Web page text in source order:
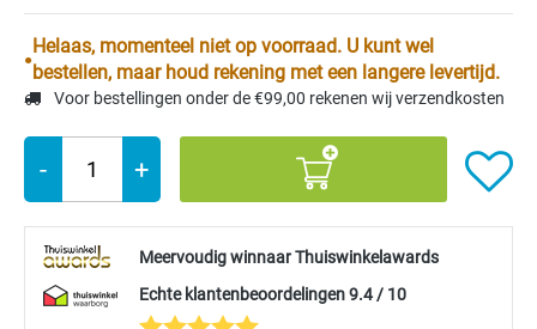
Helaas, momenteel niet op voorraad. U kunt wel
bestellen, maar houd rekening met een langere levertijd.
Voor bestellingen onder de €99,00 rekenen wij verzendkosten
- +
Meervoudig winnaar Thuiswinkelawards
Echte klantenbeoordelingen 9.4 / 10